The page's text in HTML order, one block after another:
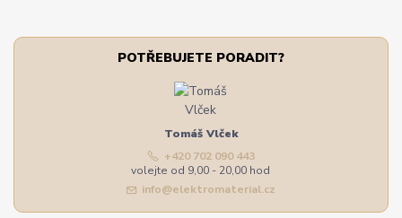
POTŘEBUJETE PORADIT?
Tomáš Vlček
+420 702 090 443
volejte od 9,00 - 20,00 hod
info@elektromaterial.cz